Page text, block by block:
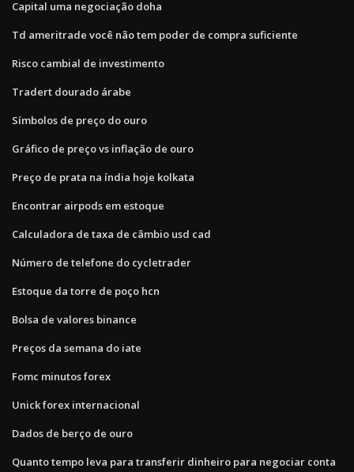
Capital uma negociação doha
Td ameritrade você não tem poder de compra suficiente
Risco cambial de investimento
Tradert dourado árabe
Símbolos de preço do ouro
Gráfico de preço vs inflação de ouro
Preço de prata na índia hoje kolkata
Encontrar airpods em estoque
Calculadora de taxa de câmbio usd cad
Número de telefone do cycletrader
Estoque da torre de poço hcn
Bolsa de valores binance
Preços da semana do iate
Fomc minutos forex
Unick forex internacional
Dados de berço de ouro
Quanto tempo leva para transferir dinheiro para negociar conta